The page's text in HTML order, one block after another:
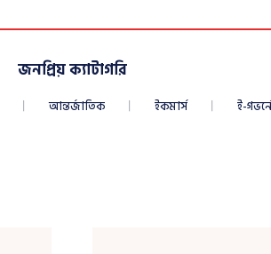
জনপ্রিয় ক্যাটাগরি
আন্তর্জাতিক ইকমার্স ই-